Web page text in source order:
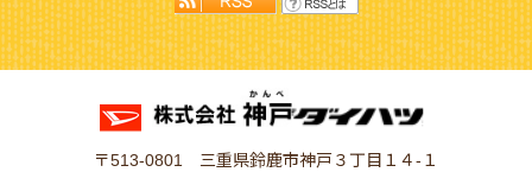
〒513-0801 三重県鈴鹿市神戸３丁目１４-１